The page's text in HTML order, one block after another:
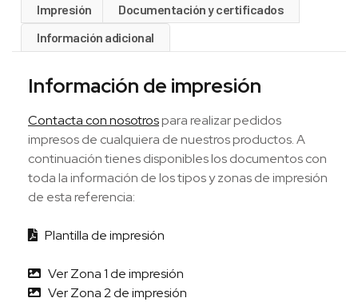
Impresión
Documentación y certificados
Información adicional
Información de impresión
Contacta con nosotrospara realizar pedidos
impresos de cualquiera de nuestros productos. A
continuación tienes disponibles los documentos con
toda la información de los tipos y zonas de impresión
de esta referencia:
Plantilla de impresión
Ver Zona 1 de impresión
Ver Zona 2 de impresión